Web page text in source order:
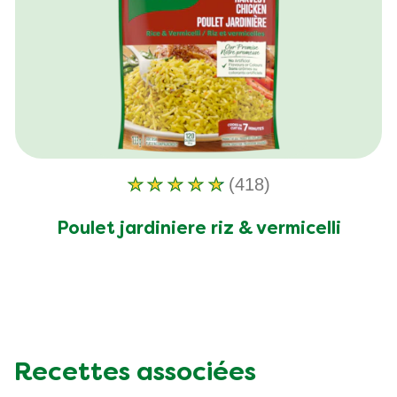
Poulet jardiniere riz & vermicelli
La
note
moyenne
&amp;
(418)
Recettes associées